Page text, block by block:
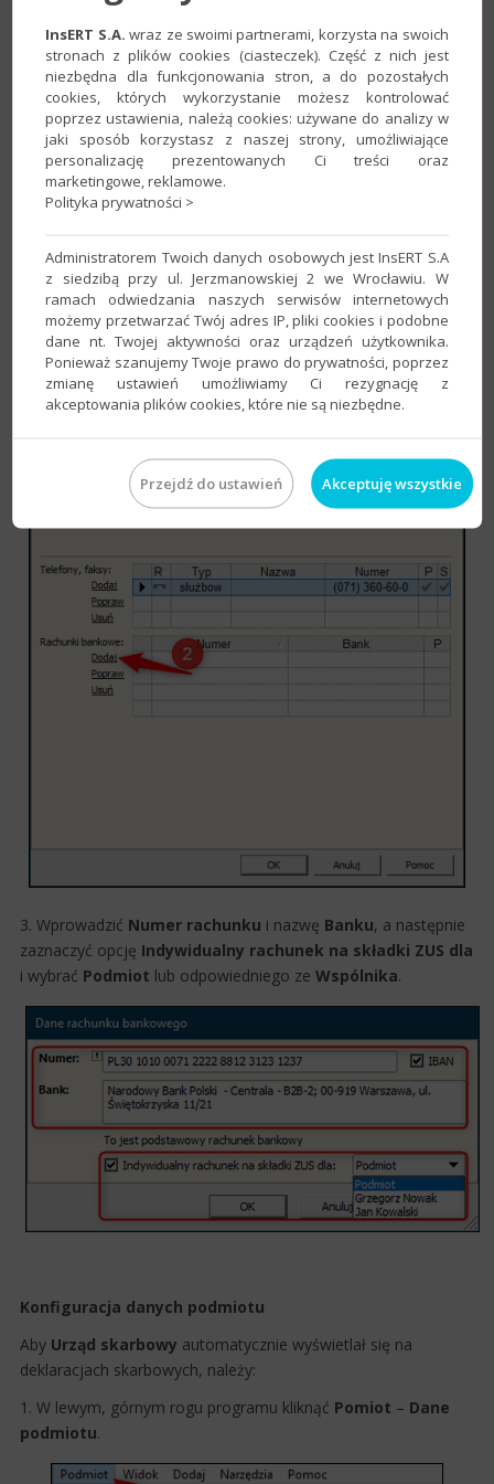
1. Przejść do modułu Instytucje, zaznaczyć odpowiednią
InstytucjęZUS i kliknąćPopraw.
2. Na zakładceDodatkowew sekcjiRachunki bankowe
dodać nowy rachunek.
3. Wprowadzić Numer rachunku i nazwę Banku, a następnie
zaznaczyć opcję Indywidualny rachunek na składki ZUS dla
i wybrać Podmiot lub odpowiedniego ze Wspólnika.
Konfiguracja danych podmiotu
Aby Urząd skarbowy automatycznie wyświetlał się na
deklaracjach skarbowych, należy:
1. W lewym, górnym rogu programu kliknąć Pomiot – Dane
podmiotu.
InsERT S.A. wraz ze swoimi partnerami, korzysta na swoich
stronach z plików cookies (ciasteczek). Część z nich jest
niezbędna dla funkcjonowania stron, a do pozostałych
cookies, których wykorzystanie możesz kontrolować
poprzez ustawienia, należą cookies: używane do analizy w
jaki sposób korzystasz z naszej strony, umożliwiające
personalizację prezentowanych Ci treści oraz
marketingowe, reklamowe.
Polityka prywatności >
Administratorem Twoich danych osobowych jest InsERT S.A
z siedzibą przy ul. Jerzmanowskiej 2 we Wrocławiu. W
ramach odwiedzania naszych serwisów internetowych
możemy przetwarzać Twój adres IP, pliki cookies i podobne
dane nt. Twojej aktywności oraz urządzeń użytkownika.
Ponieważ szanujemy Twoje prawo do prywatności, poprzez
zmianę ustawień umożliwiamy Ci rezygnację z
akceptowania plików cookies, które nie są niezbędne.
Przejdź do ustawień Akceptuję wszystkie